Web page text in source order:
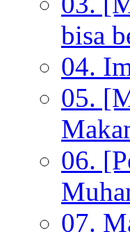
bisa
04.
05.
06.
07.